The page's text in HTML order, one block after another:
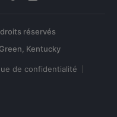
réservés
de confidentialité